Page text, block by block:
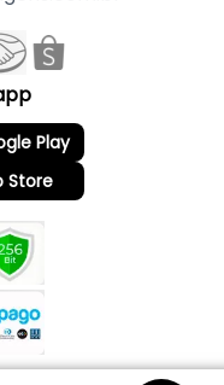
Play
Store